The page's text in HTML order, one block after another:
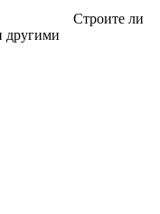
Строите ли
другими